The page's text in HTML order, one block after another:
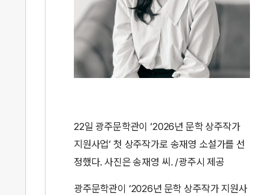
22일 광주문학관이 ‘2026년 문학 상주작가
지원사업’ 첫 상주작가로 송재영 소설가를 선
정했다. 사진은 송재영 씨. /광주시 제공
광주문학관이 ‘2026년 문학 상주작가 지원사